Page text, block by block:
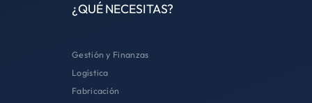
¿QUÉ NECESITAS?
Gestión y Finanzas
Logística
Fabricación